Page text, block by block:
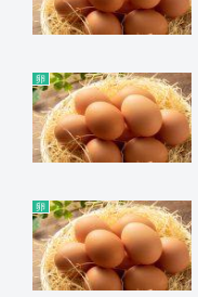
卵
卵